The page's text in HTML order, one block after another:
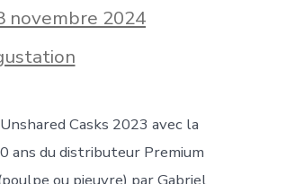
novembre 2024
Casks 2023 avec la
ans du distributeur Premium
ou pieuvre) par Gabriel